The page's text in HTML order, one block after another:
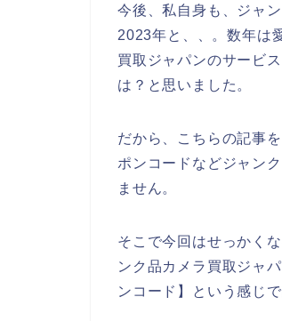
今後、私自身も、ジャ
2023年と、、。数年は
買取ジャパンのサービ
は？と思いました。
だから、こちらの記事
ポンコードなどジャン
ません。
そこで今回はせっかく
ンク品カメラ買取ジャ
ンコード】という感じ